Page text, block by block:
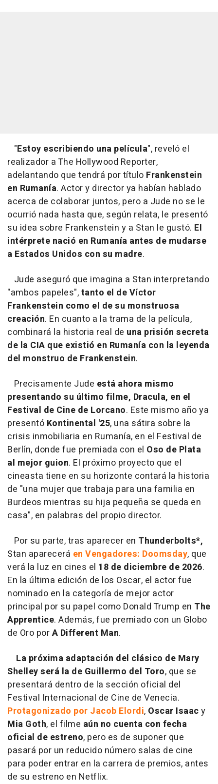
"Estoy escribiendo una película", reveló el
realizador a The Hollywood Reporter,
adelantando que tendrá por título Frankenstein
en Rumanía. Actor y director ya habían hablado
acerca de colaborar juntos, pero a Jude no se le
ocurrió nada hasta que, según relata, le presentó
su idea sobre Frankenstein y a Stan le gustó. El
intérprete nació en Rumanía antes de mudarse
a Estados Unidos con su madre.
Jude aseguró que imagina a Stan interpretando
"ambos papeles",tanto el de Víctor
Frankenstein como el de su monstruosa
creación. En cuanto a la trama de la película,
combinará la historia real de una prisión secreta
de la CIA que existió en Rumanía con la leyenda
del monstruo de Frankenstein.
Precisamente Jude está ahora mismo
presentando su último filme, Dracula, en el
Festival de Cine de Lorcano. Este mismo año ya
presentó Kontinental '25, una sátira sobre la
crisis inmobiliaria en Rumanía, en el Festival de
Berlín, donde fue premiada con el Oso de Plata
al mejor guion. El próximo proyecto que el
cineasta tiene en su horizonte contará la historia
de "una mujer que trabaja para una familia en
Burdeos mientras su hija pequeña se queda en
casa", en palabras del propio director.
Por su parte, tras aparecer en Thunderbolts*,
Stan aparecerá en Vengadores: Doomsday, que
verá la luz en cines el 18 de diciembre de 2026.
En la última edición de los Oscar, el actorfue
nominado en la categoría de mejor actor
principal por su papel como Donald Trump en The
Apprentice. Además, fue premiado con un Globo
de Oro porA Different Man.
La próxima adaptación del clásico de Mary
Shelley será la de Guillermo del Toro, que se
presentará dentro de la sección oficial del
Festival Internacional de Cine de Venecia.
Protagonizado por Jacob Elordi, Oscar Isaacy
Mia Goth, el filme aún no cuenta con fecha
oficial de estreno, pero es de suponer que
pasará por un reducido número salas de cine
para poder entrar en la carrera de premios, antes
de su estreno en Netflix.